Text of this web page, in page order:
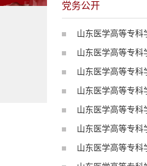
党务公开
山东医学高等专科
山东医学高等专科
山东医学高等专科
山东医学高等专科
山东医学高等专科
山东医学高等专科
山东医学高等专科